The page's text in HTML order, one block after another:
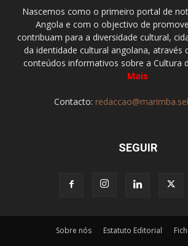
Nascemos como o primeiro portal de
Angola e com o objectivo de
contribuam para a diversidade cultural,
da identidade cultural angolana, através
conteúdos informativos sobre a Cultura
Mais
Contacto:
SEGUIR
Sobre nós Estatuto Editorial